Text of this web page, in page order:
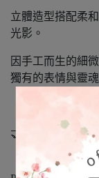
立體造型搭配柔
光影。
因手工而生的細
獨有的表情與靈魂
🤝 正式授權 × 日
「娜媄日韓精品